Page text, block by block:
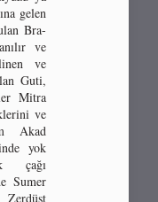
gelen
Bra-
ve
ve
Guti,
Mitra
ve
Akad
yok
çağı
Sumer
Zerdüşt